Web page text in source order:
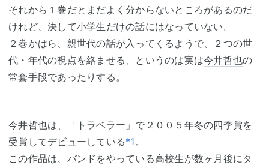
それから１巻だとまだよく分からないところがあるのだ
けれど、決して小学生だけの話にはなっていない。
２巻かはら、親世代の話が入ってくるようで、２つの世
代・年代の視点を絡ませる、というのは実は今井哲也の
常套手段であったりする。
今井哲也は、「トラベラー」で２００５年冬の四季賞を
受賞してデビューしている*1 。
この作品は、バンドをやっている高校生が数ヶ月後にタ